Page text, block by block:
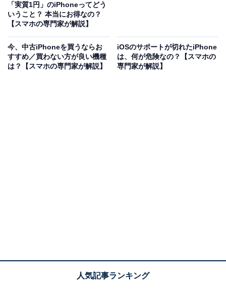
10年以上前になりますが、iPhoneはもともと6月に発売
されていました。いつの間にか9月に発売されるのが通
ります。要は他の季節よりも秋の方が売れるからなんで
すね。
「実質1円」のiPhoneってどう
いうこと？ 本当にお得なの？
【スマホの専門家が解説】
今、中古iPhoneを買うならお
すすめ／買わない方が良い機種
は？【スマホの専門家が解説】
iOSのサポートが切れたiPhone
は、何が危険なの？【スマホの
専門家が解説】